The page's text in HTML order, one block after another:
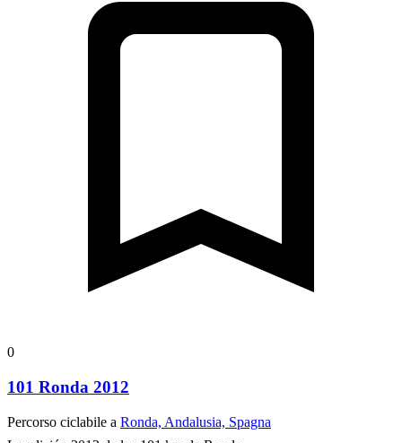
0
101 Ronda 2012
Percorso ciclabile a Ronda, Andalusia, Spagna